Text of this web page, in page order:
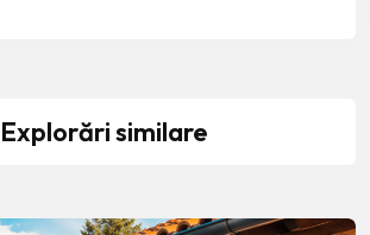
Explorări similare